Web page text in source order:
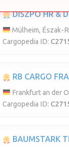
DISZPO HR &
Mülheim, Észak-
Cargopedia ID:
RB CARGO
Frankfurt an der
Cargopedia ID:
BAUMSTARK